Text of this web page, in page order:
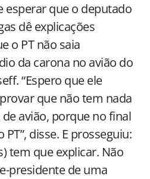
esperar que o deputado
dê explicações
o PT não saia
da carona no avião do
“Espero que ele
que não tem nada
avião, porque no final
disse. E prosseguiu:
tem que explicar. Não
presidente de uma